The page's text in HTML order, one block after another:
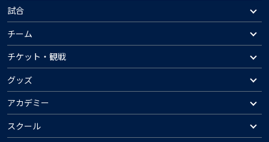
試合
チーム
チケット・観戦
グッズ
アカデミー
スクール